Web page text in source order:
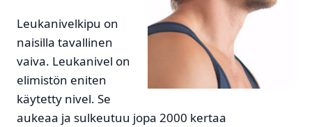
Leukanivelkipu on
naisilla tavallinen
vaiva. Leukanivel on
elimistön eniten
käytetty nivel. Se
aukeaa ja sulkeutuu jopa 2000 kertaa